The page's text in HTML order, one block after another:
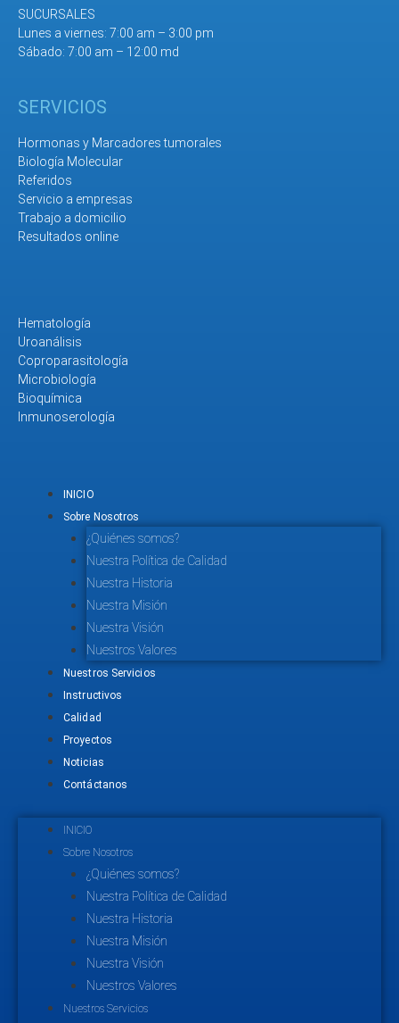
SUCURSALES
Lunes a viernes: 7:00 am – 3:00 pm
Sábado: 7:00 am – 12:00 md
SERVICIOS
Hormonas y Marcadores tumorales
Biología Molecular
Referidos
Servicio a empresas
Trabajo a domicilio
Resultados online
Hematología
Uroanálisis
Coproparasitología
Microbiología
Bioquímica
Inmunoserología
INICIO
Sobre Nosotros
¿Quiénes somos?
Nuestra Política de Calidad
Nuestra Historia
Nuestra Misión
Nuestra Visión
Nuestros Valores
Nuestros Servicios
Instructivos
Calidad
Proyectos
Noticias
Contáctanos
INICIO
Sobre Nosotros
¿Quiénes somos?
Nuestra Política de Calidad
Nuestra Historia
Nuestra Misión
Nuestra Visión
Nuestros Valores
Nuestros Servicios